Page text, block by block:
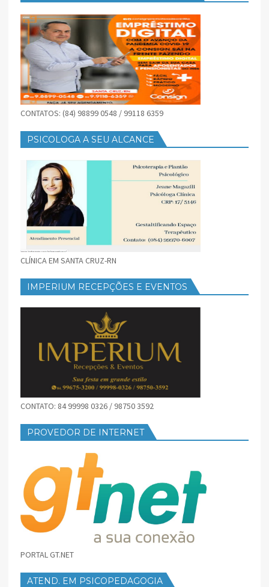
CONTATOS: (84) 98899 0548 / 99118 6359
PSICOLOGA A SEU ALCANCE
CLÍNICA EM SANTA CRUZ-RN
IMPERIUM RECEPÇÕES E EVENTOS
CONTATO: 84 99998 0326 / 98750 3592
PROVEDOR DE INTERNET
PORTAL GT.NET
ATEND. EM PSICOPEDAGOGIA